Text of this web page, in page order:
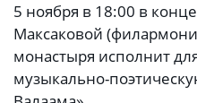
5 ноября в 18:00 в
Максаковой
монастыря исполнит
музыкально-